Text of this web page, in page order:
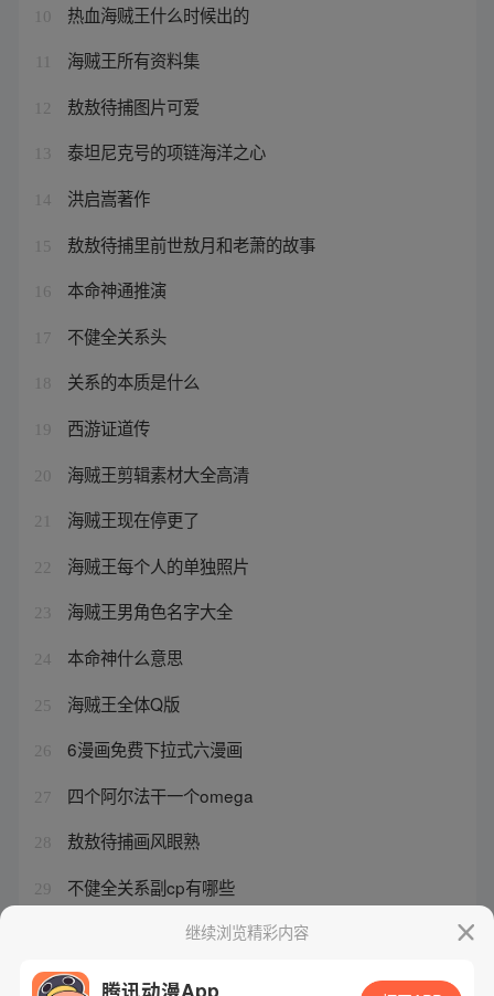
10 热血海贼王什么时候出的
海贼王所有资料集
12 敖敖待捕图片可爱
13 泰坦尼克号的项链海洋之心
14 洪启嵩著作
15 敖敖待捕里前世敖月和老萧的故事
16 本命神通推演
17 不健全关系头
18 关系的本质是什么
19 西游证道传
20 海贼王剪辑素材大全高清
21 海贼王现在停更了
22 海贼王每个人的单独照片
23 海贼王男角色名字大全
24 本命神什么意思
25 海贼王全体Q版
26 6漫画免费下拉式六漫画
27 四个阿尔法干一个omega
28 敖敖待捕画风眼熟
29 不健全关系副cp有哪些
日月同错战力表现继续浏览精彩内容
腾讯动漫App